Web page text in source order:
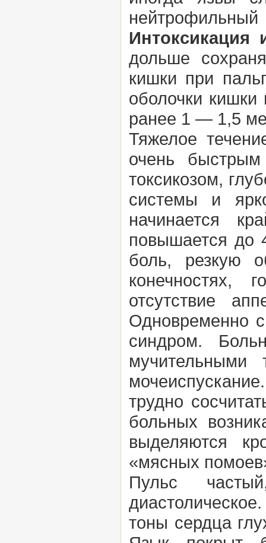
нейтрофильный
Интоксикация
дольше
кишки при
оболочки
ранее 1 — 1,5
Тяжелое
очень
токсикозом,
системы и
начинается
повышается до
боль, резкую
конечностях,
отсутствие
Одновременно с
синдром.
трудно
больных
выделяются
«мясных
Пульс
тоны сердца